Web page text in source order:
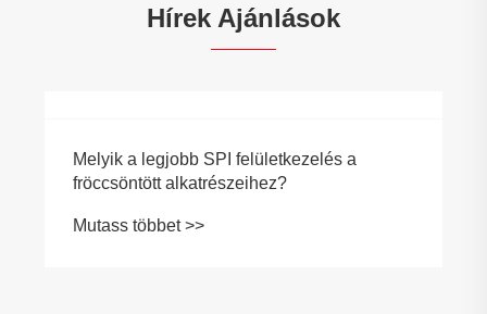
Hírek Ajánlások
Melyik a legjobb SPI felületkezelés a
fröccsöntött alkatrészeihez?
Mutass többet >>